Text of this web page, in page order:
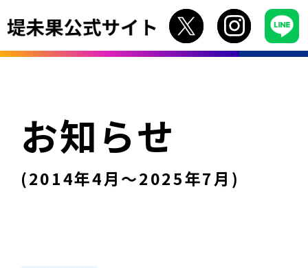
お知らせ
(2014年4月〜2025年7月)